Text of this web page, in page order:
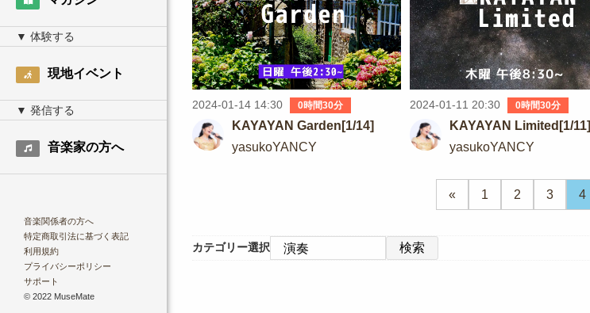
現地イベント
音楽家の方へ
音楽関係者の方へ
特定商取引法に基づく表記
利用規約
プライバシーポリシー
サポート
© 2022 MuseMate
2024-01-14 14:30 0時間30分
KAYAYAN Garden[1/14]
yasukoYANCY
2024-01-11 20:30 0時間30分
KAYAYAN Limited[1/11]
yasukoYANCY
« 1 2 3 4
カテゴリー選択